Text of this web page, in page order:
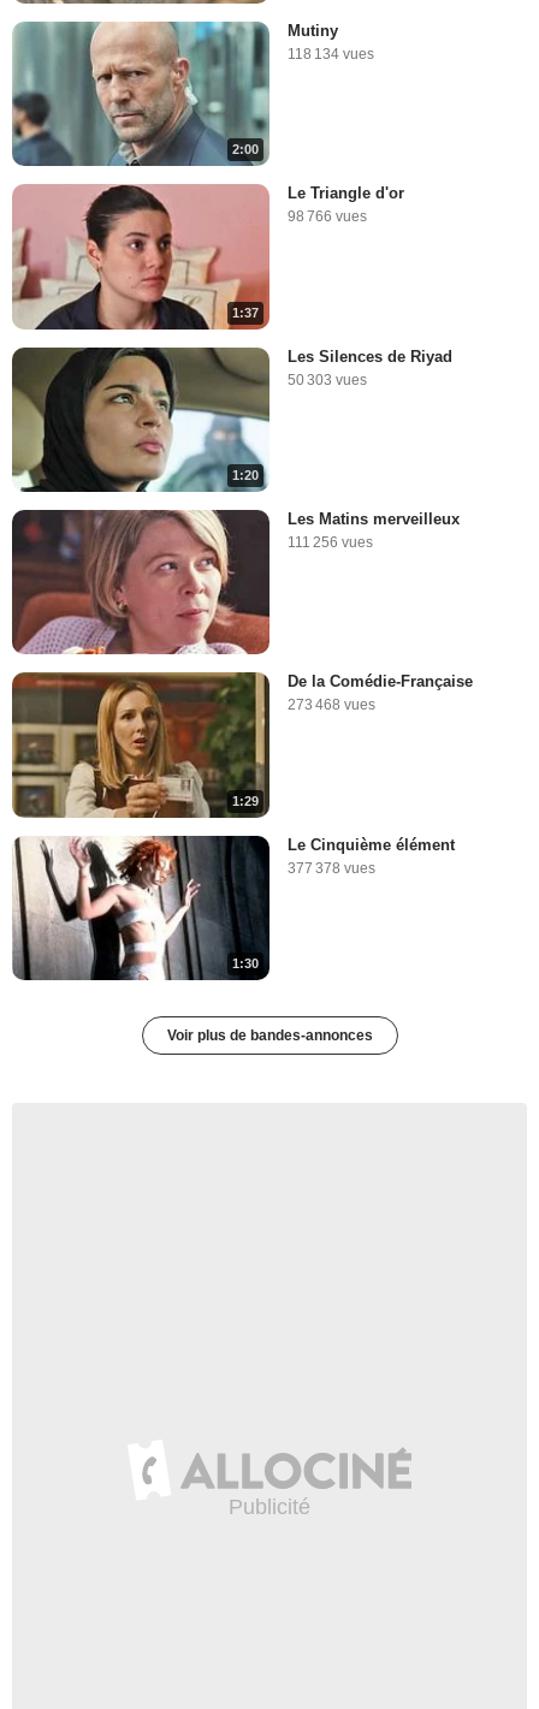
2:00
Mutiny
118 134 vues
1:37
Le Triangle d'or
98 766 vues
1:20
Les Silences de Riyad
50 303 vues
Les Matins merveilleux
111 256 vues
1:29
De la Comédie-Française
273 468 vues
1:30
Le Cinquième élément
377 378 vues
Voir plus de bandes-annonces